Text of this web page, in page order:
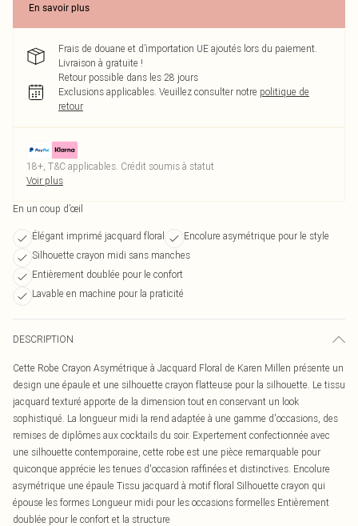
En savoir plus
Frais de douane et d’importation UE ajoutés lors du paiement.
Livraison à gratuite !
Retour possible dans les 28 jours
Exclusions applicables. Veuillez consulter notre politique de
retour
18+, T&C applicables. Crédit soumis à statut
Voir plus
En un coup d’œil
Élégant imprimé jacquard floral
Encolure asymétrique pour le style
Silhouette crayon midi sans manches
Entièrement doublée pour le confort
Lavable en machine pour la praticité
DESCRIPTION
Cette Robe Crayon Asymétrique à Jacquard Floral de Karen Millen présente un
design une épaule et une silhouette crayon flatteuse pour la silhouette. Le tissu
jacquard texturé apporte de la dimension tout en conservant un look
sophistiqué. La longueur midi la rend adaptée à une gamme d'occasions, des
remises de diplômes aux cocktails du soir. Expertement confectionnée avec
une silhouette contemporaine, cette robe est une pièce remarquable pour
quiconque apprécie les tenues d'occasion raffinées et distinctives. Encolure
asymétrique une épaule Tissu jacquard à motif floral Silhouette crayon qui
épouse les formes Longueur midi pour les occasions formelles Entièrement
doublée pour le confort et la structure